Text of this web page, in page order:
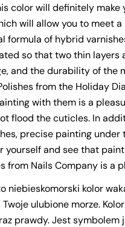
color will definitely make
will allow you to meet a
formula of hybrid
so that two thin layers
and the durability of the
from the Holiday
with them is a
flood the cuticles. In
precise painting under
yourself and see that
from Nails Company is a
niebieskomorski kolor
ulubione morze.
prawdy. Jest symbolem
Ask a question